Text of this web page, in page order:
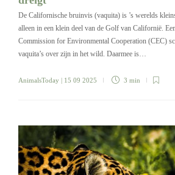
De Californische bruinvis (vaquita) is ’s werelds
alleen in een klein deel van de Golf van Californië.
Commission for Environmental Cooperation (CEC)
vaquita’s over zijn in het wild. Daarmee is…
AnimalsToday | 15 09 2025 3 min